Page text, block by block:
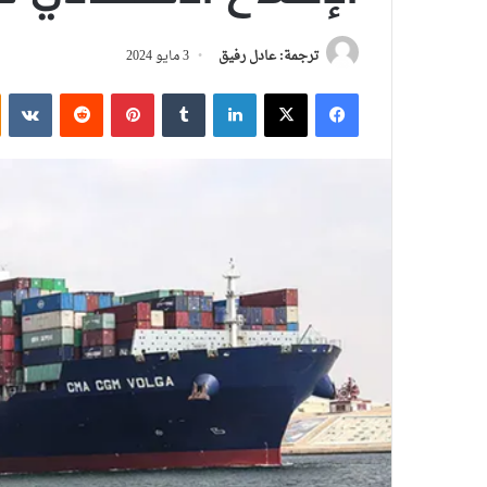
ترجمة: عادل رفيق 3 مايو 2024
فيسبوك ‫X لينكدإن بينتيريست